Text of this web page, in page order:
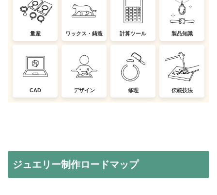
量産 ワックス・鋳造 計算ツール 製品知識
CAD デザイン 修理 伝統技法
ジュエリー制作ロードマップ